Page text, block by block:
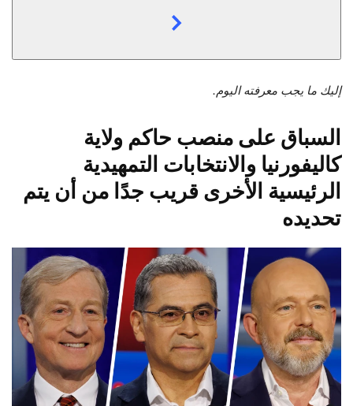
إليك ما يجب معرفته اليوم.
السباق على منصب حاكم ولاية
كاليفورنيا والانتخابات التمهيدية
الرئيسية الأخرى قريب جدًا من أن يتم
تحديده